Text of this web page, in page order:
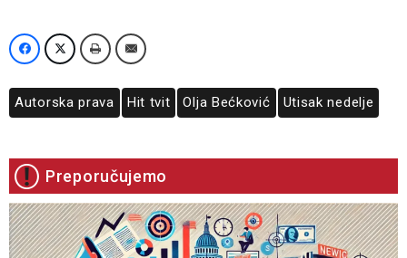
Autorska prava Hit tvit Olja Bećković Utisak nedelje
Preporučujemo